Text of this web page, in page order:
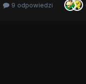
9 odpowiedzi